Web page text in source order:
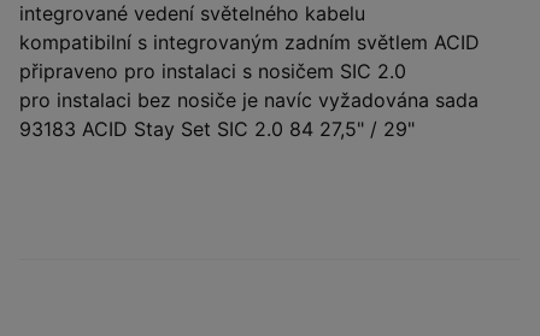
integrované vedení světelného kabelu
kompatibilní s integrovaným zadním světlem ACID
připraveno pro instalaci s nosičem SIC 2.0
pro instalaci bez nosiče je navíc vyžadována sada
93183 ACID Stay Set SIC 2.0 84 27,5" / 29"